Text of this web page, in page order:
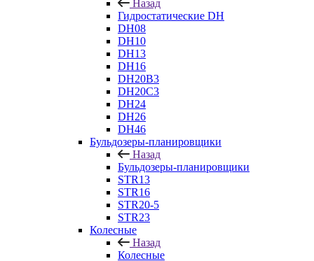
Назад
Гидростатические DH
DH08
DH10
DH13
DH16
DH20B3
DH20C3
DH24
DH26
DH46
Бульдозеры-планировщики
Назад
Бульдозеры-планировщики
STR13
STR16
STR20-5
STR23
Колесные
Назад
Колесные